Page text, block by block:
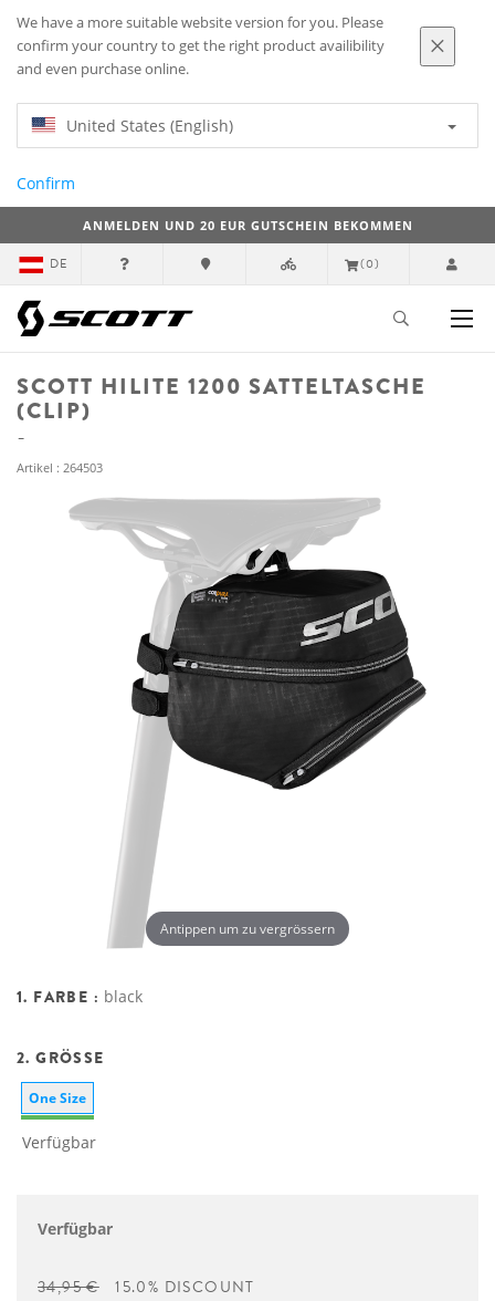
We have a more suitable website version for you. Please
confirm your country to get the right product availibility
and even purchase online.
United States (English)
Confirm
ANMELDEN UND 20 EUR GUTSCHEIN BEKOMMEN
DE (0)
SCOTT HILITE 1200 SATTELTASCHE
(CLIP)
Artikel : 264503
Antippen um zu vergrössern
1. FARBE : black
2. GRÖSSE
One Size
Verfügbar
Verfügbar
34,95 € 15.0% DISCOUNT